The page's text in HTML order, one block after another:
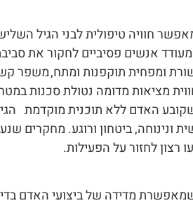
חוויה טיפולית לבני הגיל
אנשים פסיביים לחקור את
ומפחית תוקפנות ומתח, משפר
מציאות מדומה נטולת סכנות
האדם ללא תוכנית מוקדמת
ונינוחה, ביטחון ורוגע. מחקרים
רצון לחזור על הפעילות.
מדידה של ביצועי האדם